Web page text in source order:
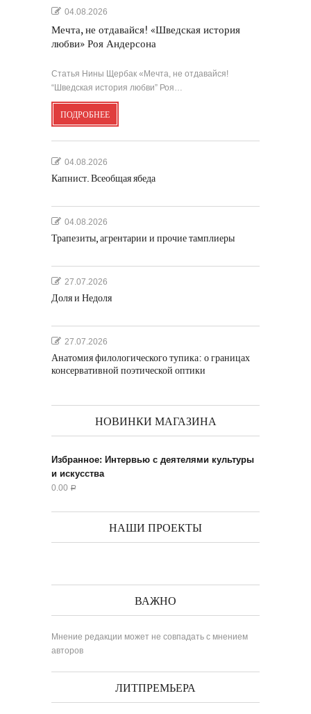
04.08.2026
Мечта, не отдавайся! «Шведская история
любви» Роя Андерсона
Статья Нины Щербак «Мечта, не отдавайся!
“Шведская история любви” Роя…
ПОДРОБНЕЕ
04.08.2026
Капнист. Всеобщая ябеда
04.08.2026
Трапезиты, агрентарии и прочие тамплиеры
27.07.2026
Доля и Недоля
27.07.2026
Анатомия филологического тупика: о границах
консервативной поэтической оптики
НОВИНКИ МАГАЗИНА
Избранное: Интервью с деятелями культуры
и искусства
0.00 Р
НАШИ ПРОЕКТЫ
ВАЖНО
Мнение редакции может не совпадать с мнением
авторов
ЛИТПРЕМЬЕРА